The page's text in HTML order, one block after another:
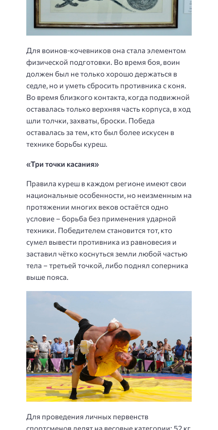
Для воинов-кочевников она стала элементом
физической подготовки. Во время боя, воин
должен был не только хорошо держаться в
седле, но и уметь сбросить противника с коня.
Во время близкого контакта, когда подвижной
оставалась только верхняя часть корпуса, в ход
шли толчки, захваты, броски. Победа
оставалась за тем, кто был более искусен в
технике борьбы куреш.
«Три точки касания»
Правила куреш в каждом регионе имеют свои
национальные особенности, но неизменным на
протяжении многих веков остаётся одно
условие – борьба без применения ударной
техники. Победителем становится тот, кто
сумел вывести противника из равновесия и
заставил чётко коснуться земли любой частью
тела – третьей точкой, либо поднял соперника
выше пояса.
Для проведения личных первенств
спортсменов делят на весовые категории: 52 кг,